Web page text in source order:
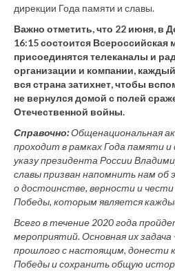
дирекции Года памяти и славы.
Важно отметить, что 22 июня, в
16:15 состоится Всероссийская
присоединятся телеканалы и
организации и компании,
вся страна затихнет, чтобы
не вернулся домой с полей
Отечественной войны.
Справочно:Общенациональная
проходит в рамках Года памяти и
указу президента России
славы призван напомнить нам
о достоинстве, верности и чести
Победы, которым является
Всего в течение 2020 года
мероприятий. Основная их
прошлого с настоящим, донести
Победы и сохранить общую